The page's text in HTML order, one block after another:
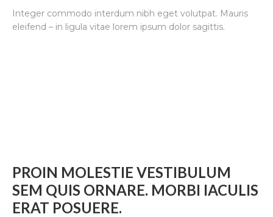
Integer commodo interdum nibh eget volutpat. Mauris
eleifend – in ligula vitae lorem ipsum dolor sagittis.
PROIN MOLESTIE VESTIBULUM
SEM QUIS ORNARE. MORBI IACULIS
ERAT POSUERE.